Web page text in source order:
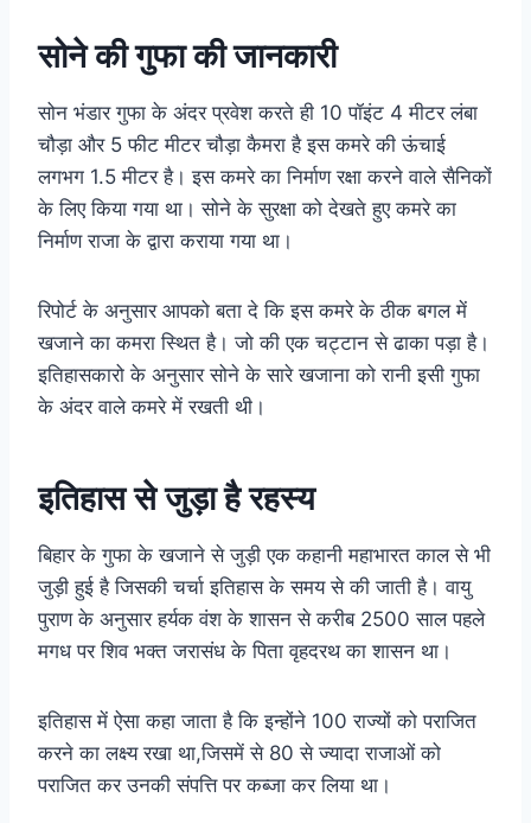
सोने की गुफा की जानकारी
सोन भंडार गुफा के अंदर प्रवेश करते ही 10 पॉइंट 4 मीटर लंबा
चौड़ा और 5 फीट मीटर चौड़ा कैमरा है इस कमरे की ऊंचाई
लगभग 1.5 मीटर है। इस कमरे का निर्माण रक्षा करने वाले सैनिकों
के लिए किया गया था। सोने के सुरक्षा को देखते हुए कमरे का
निर्माण राजा के द्वारा कराया गया था।
रिपोर्ट के अनुसार आपको बता दे कि इस कमरे के ठीक बगल में
खजाने का कमरा स्थित है। जो की एक चट्टान से ढाका पड़ा है।
इतिहासकारो के अनुसार सोने के सारे खजाना को रानी इसी गुफा
के अंदर वाले कमरे में रखती थी।
इतिहास से जुड़ा है रहस्य
बिहार के गुफा के खजाने से जुड़ी एक कहानी महाभारत काल से भी
जुड़ी हुई है जिसकी चर्चा इतिहास के समय से की जाती है। वायु
पुराण के अनुसार हर्यक वंश के शासन से करीब 2500 साल पहले
मगध पर शिव भक्त जरासंध के पिता वृहदरथ का शासन था।
इतिहास में ऐसा कहा जाता है कि इन्होंने 100 राज्यों को पराजित
करने का लक्ष्य रखा था,जिसमें से 80 से ज्यादा राजाओं को
पराजित कर उनकी संपत्ति पर कब्जा कर लिया था।